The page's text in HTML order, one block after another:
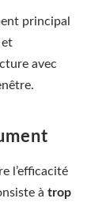
principal
et
avec
l’efficacité
à trop